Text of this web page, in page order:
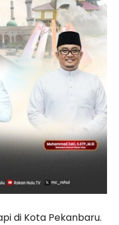
di Kota Pekanbaru.